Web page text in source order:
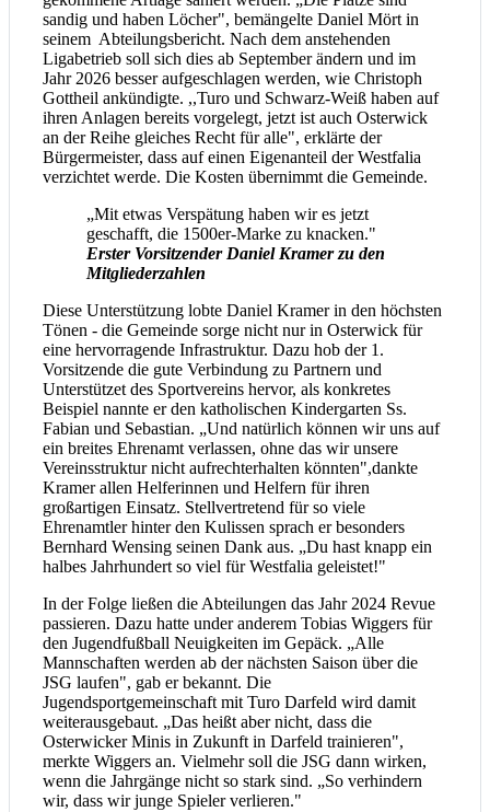
sandig und haben Löcher", bemängelte Daniel Mört in
seinem Abteilungsbericht. Nach dem anstehenden
Ligabetrieb soll sich dies ab September ändern und im
Jahr 2026 besser aufgeschlagen werden, wie Christoph
Gottheil ankündigte. ,,Turo und Schwarz-Weiß haben auf
ihren Anlagen bereits vorgelegt, jetzt ist auch Osterwick
an der Reihe gleiches Recht für alle", erklärte der
Bürgermeister, dass auf einen Eigenanteil der Westfalia
verzichtet werde. Die Kosten übernimmt die Gemeinde.
„Mit etwas Verspätung haben wir es jetzt
geschafft, die 1500er-Marke zu knacken."
Erster Vorsitzender Daniel Kramer zu den
Mitgliederzahlen
Diese Unterstützung lobte Daniel Kramer in den höchsten
Tönen - die Gemeinde sorge nicht nur in Osterwick für
eine hervorragende Infrastruktur. Dazu hob der 1.
Vorsitzende die gute Verbindung zu Partnern und
Unterstützet des Sportvereins hervor, als konkretes
Beispiel nannte er den katholischen Kindergarten Ss.
Fabian und Sebastian. „Und natürlich können wir uns auf
ein breites Ehrenamt verlassen, ohne das wir unsere
Vereinsstruktur nicht aufrechterhalten könnten",dankte
Kramer allen Helferinnen und Helfern für ihren
großartigen Einsatz. Stellvertretend für so viele
Ehrenamtler hinter den Kulissen sprach er besonders
Bernhard Wensing seinen Dank aus. „Du hast knapp ein
halbes Jahrhundert so viel für Westfalia geleistet!"
In der Folge ließen die Abteilungen das Jahr 2024 Revue
passieren. Dazu hatte under anderem Tobias Wiggers für
den Jugendfußball Neuigkeiten im Gepäck. „Alle
Mannschaften werden ab der nächsten Saison über die
JSG laufen", gab er bekannt. Die
Jugendsportgemeinschaft mit Turo Darfeld wird damit
weiterausgebaut. „Das heißt aber nicht, dass die
Osterwicker Minis in Zukunft in Darfeld trainieren",
merkte Wiggers an. Vielmehr soll die JSG dann wirken,
wenn die Jahrgänge nicht so stark sind. „So verhindern
wir, dass wir junge Spieler verlieren."